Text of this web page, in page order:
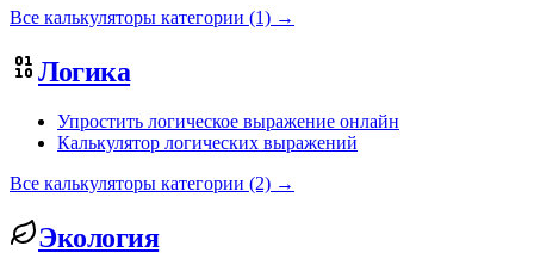
Все калькуляторы категории (1) →
Логика
Упростить логическое выражение онлайн
Калькулятор логических выражений
Все калькуляторы категории (2) →
Экология